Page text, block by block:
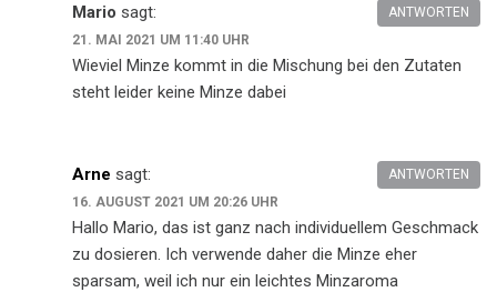
Mario sagt:
21. MAI 2021 UM 11:40 UHR
Wieviel Minze kommt in die Mischung bei den Zutaten
steht leider keine Minze dabei
ANTWORTEN
Arne sagt:
16. AUGUST 2021 UM 20:26 UHR
Hallo Mario, das ist ganz nach individuellem Geschmack
zu dosieren. Ich verwende daher die Minze eher
sparsam, weil ich nur ein leichtes Minzaroma
ANTWORTEN